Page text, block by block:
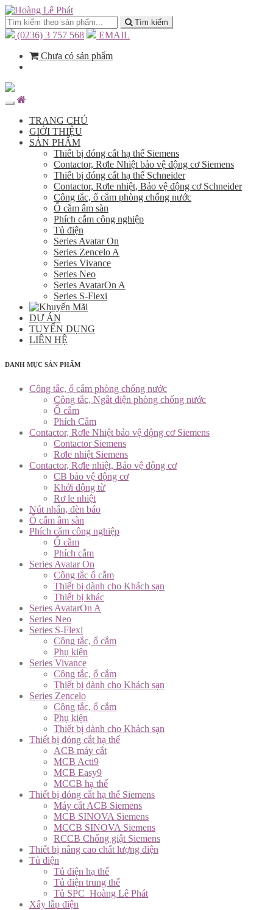
Tìm kiếm
(0236) 3 757 568
EMAIL
Chưa có sản phẩm
TRANG CHỦ
GIỚI THIỆU
SẢN PHẨM
Thiết bị đóng cắt hạ thế Siemens
Contactor, Rơle Nhiệt bảo vệ động cơ Siemens
Thiết bị đóng cắt hạ thế Schneider
Contactor, Rơle nhiệt, Bảo vệ động cơ Schneider
Công tắc, ổ cắm phòng chống nước
Ổ cắm âm sàn
Phích cắm công nghiệp
Tủ điện
Series Avatar On
Series Zencelo A
Series Vivance
Series Neo
Series AvatarOn A
Series S-Flexi
DỰ ÁN
TUYỂN DỤNG
LIÊN HỆ
DANH MỤC SẢN PHẨM
Công tắc, ổ cắm phòng chống nước
Công tắc, Ngắt điện phòng chống nước
Ổ cắm
Phích Cắm
Contactor, Rơle Nhiệt bảo vệ động cơ Siemens
Contactor Siemens
Rơle nhiệt Siemens
Contactor, Rơle nhiệt, Bảo vệ động cơ
CB bảo vệ động cơ
Khởi động từ
Rơ le nhiệt
Nút nhấn, đèn báo
Ổ cắm âm sàn
Phích cắm công nghiệp
Ổ cắm
Phích cắm
Series Avatar On
Công tắc ổ cắm
Thiết bị dành cho Khách sạn
Thiết bị khác
Series AvatarOn A
Series Neo
Series S-Flexi
Công tắc, ổ cắm
Phụ kiện
Series Vivance
Công tắc, ổ cắm
Thiết bị dành cho Khách sạn
Series Zencelo
Công tắc, ổ cắm
Phụ kiện
Thiết bị dành cho Khách sạn
Thiết bị đóng cắt hạ thế
ACB máy cắt
MCB Acti9
MCB Easy9
MCCB hạ thế
Thiết bị đóng cắt hạ thế Siemens
Máy cắt ACB Siemens
MCB SINOVA Siemens
MCCB SINOVA Siemens
RCCB Chống giật Siemens
Thiết bị nâng cao chất lượng điện
Tủ điện
Tủ điện hạ thế
Tủ điện trung thế
Tủ SPC_Hoàng Lê Phát
Xây lắp điện